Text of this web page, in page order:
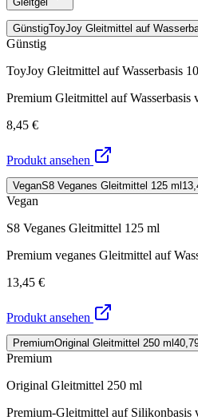
GünstigToyJoy Gleitmittel auf
Günstig
ToyJoy Gleitmittel auf Wasserbasis
Premium Gleitmittel auf
8,45 €
Produkt ansehen
VeganS8 Veganes Gleitmittel 125 ml
Vegan
S8 Veganes Gleitmittel 125 ml
Premium veganes Gleitmittel auf
13,45 €
Produkt ansehen
PremiumOriginal Gleitmittel 250 ml
Premium
Original Gleitmittel 250 ml
Premium-Gleitmittel auf Silikonbasis